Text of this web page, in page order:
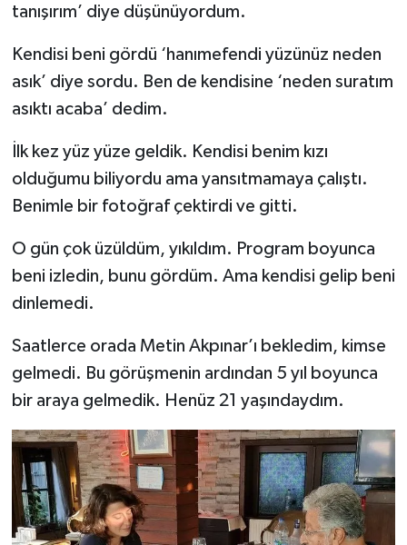
tanışırım’ diye düşünüyordum.
Kendisi beni gördü ‘hanımefendi yüzünüz neden
asık’ diye sordu. Ben de kendisine ‘neden suratım
asıktı acaba’ dedim.
İlk kez yüz yüze geldik. Kendisi benim kızı
olduğumu biliyordu ama yansıtmamaya çalıştı.
Benimle bir fotoğraf çektirdi ve gitti.
O gün çok üzüldüm, yıkıldım. Program boyunca
beni izledin, bunu gördüm. Ama kendisi gelip beni
dinlemedi.
Saatlerce orada Metin Akpınar’ı bekledim, kimse
gelmedi. Bu görüşmenin ardından 5 yıl boyunca
bir araya gelmedik. Henüz 21 yaşındaydım.